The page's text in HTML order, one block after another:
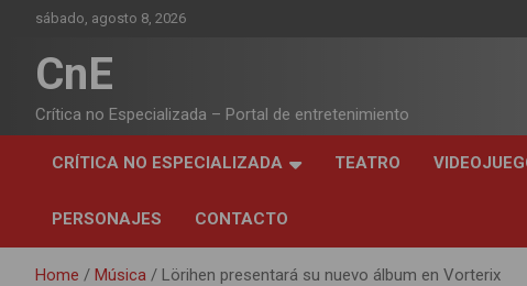
content
sábado, agosto 8, 2026
CnE
Crítica no Especializada – Portal de entretenimiento
CRÍTICA NO ESPECIALIZADA TEATRO
PERSONAJES CONTACTO
Home Música Lörihen presentará su nuevo álbum en Vorterix